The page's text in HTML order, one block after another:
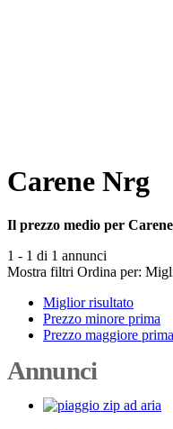
Carene Nrg
Il prezzo medio per
1 - 1 di 1 annunci
Mostra filtri Ordina per:
Miglior risultato
Prezzo minore prima
Prezzo maggiore prima
Annunci